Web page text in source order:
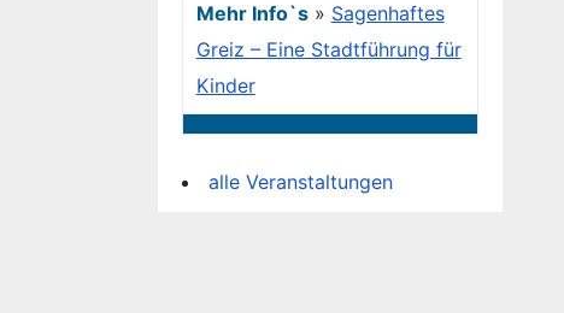
Mehr Info`s» Sagenhaftes
Greiz – Eine Stadtführung für
Kinder
alle Veranstaltungen